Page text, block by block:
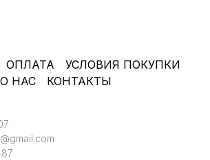
ОПЛАТА
УСЛОВИЯ ПОКУПКИ
О НАС
КОНТАКТЫ